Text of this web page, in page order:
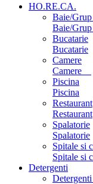
HO.RE.CA.
Baie/Grup
Baie/Grup
Bucatarie
Bucatarie
Camere
Camere
Piscina
Piscina
Restaurant
Restaurant
Spalatorie
Spalatorie
Spitale si
Spitale si
Detergenti